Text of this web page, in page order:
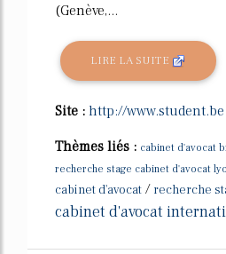
(Genève,...
LIRE LA SUITE
Site : http://www.student.be
Thèmes liés : cabinet d'avocat
recherche stage cabinet d'avocat
cabinet d'avocat / recherche
cabinet d'avocat